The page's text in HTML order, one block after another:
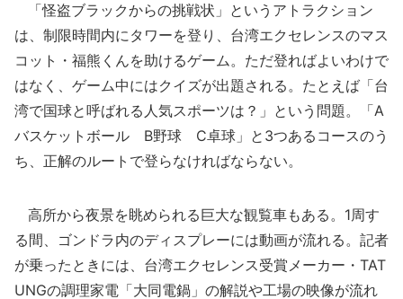
「怪盗ブラックからの挑戦状」というアトラクション
は、制限時間内にタワーを登り、台湾エクセレンスのマス
コット・福熊くんを助けるゲーム。ただ登ればよいわけで
はなく、ゲーム中にはクイズが出題される。たとえば「台
湾で国球と呼ばれる人気スポーツは？」という問題。「A
バスケットボール B野球 C卓球」と3つあるコースのう
ち、正解のルートで登らなければならない。
高所から夜景を眺められる巨大な観覧車もある。1周す
る間、ゴンドラ内のディスプレーには動画が流れる。記者
が乗ったときには、台湾エクセレンス受賞メーカー・TAT
UNGの調理家電「大同電鍋」の解説や工場の映像が流れ